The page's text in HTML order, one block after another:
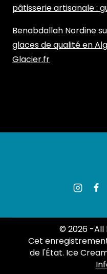
pâtisserie artisanale :
Benabdallah Nordine
glaces de qualité en
Glacier.fr
© 2026 -All
Cet
de l'État. Ice